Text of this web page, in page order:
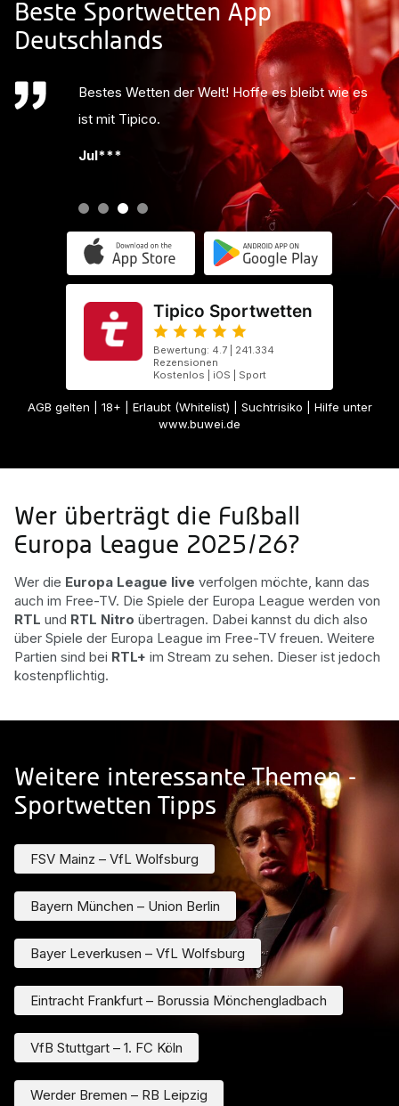
Beste Sportwetten App
Deutschlands
Bestes Wetten der Welt! Hoffe es bleibt wie es
ist mit Tipico.
Jul***
Tipico Sportwetten
Bewertung: 4.7 | 241.334
Rezensionen
Kostenlos | iOS | Sport
AGB gelten | 18+ | Erlaubt (Whitelist) | Suchtrisiko | Hilfe unter
www.buwei.de
Wer überträgt die Fußball
Europa League 2025/26?
Wer die Europa League live verfolgen möchte, kann das
auch im Free-TV. Die Spiele der Europa League werden von
RTL und RTL Nitro übertragen. Dabei kannst du dich also
über Spiele der Europa League im Free-TV freuen. Weitere
Partien sind bei RTL+ im Stream zu sehen. Dieser ist jedoch
kostenpflichtig.
Weitere interessante Themen -
Sportwetten Tipps
FSV Mainz – VfL Wolfsburg
Bayern München – Union Berlin
Bayer Leverkusen – VfL Wolfsburg
Eintracht Frankfurt – Borussia Mönchengladbach
VfB Stuttgart – 1. FC Köln
Werder Bremen – RB Leipzig